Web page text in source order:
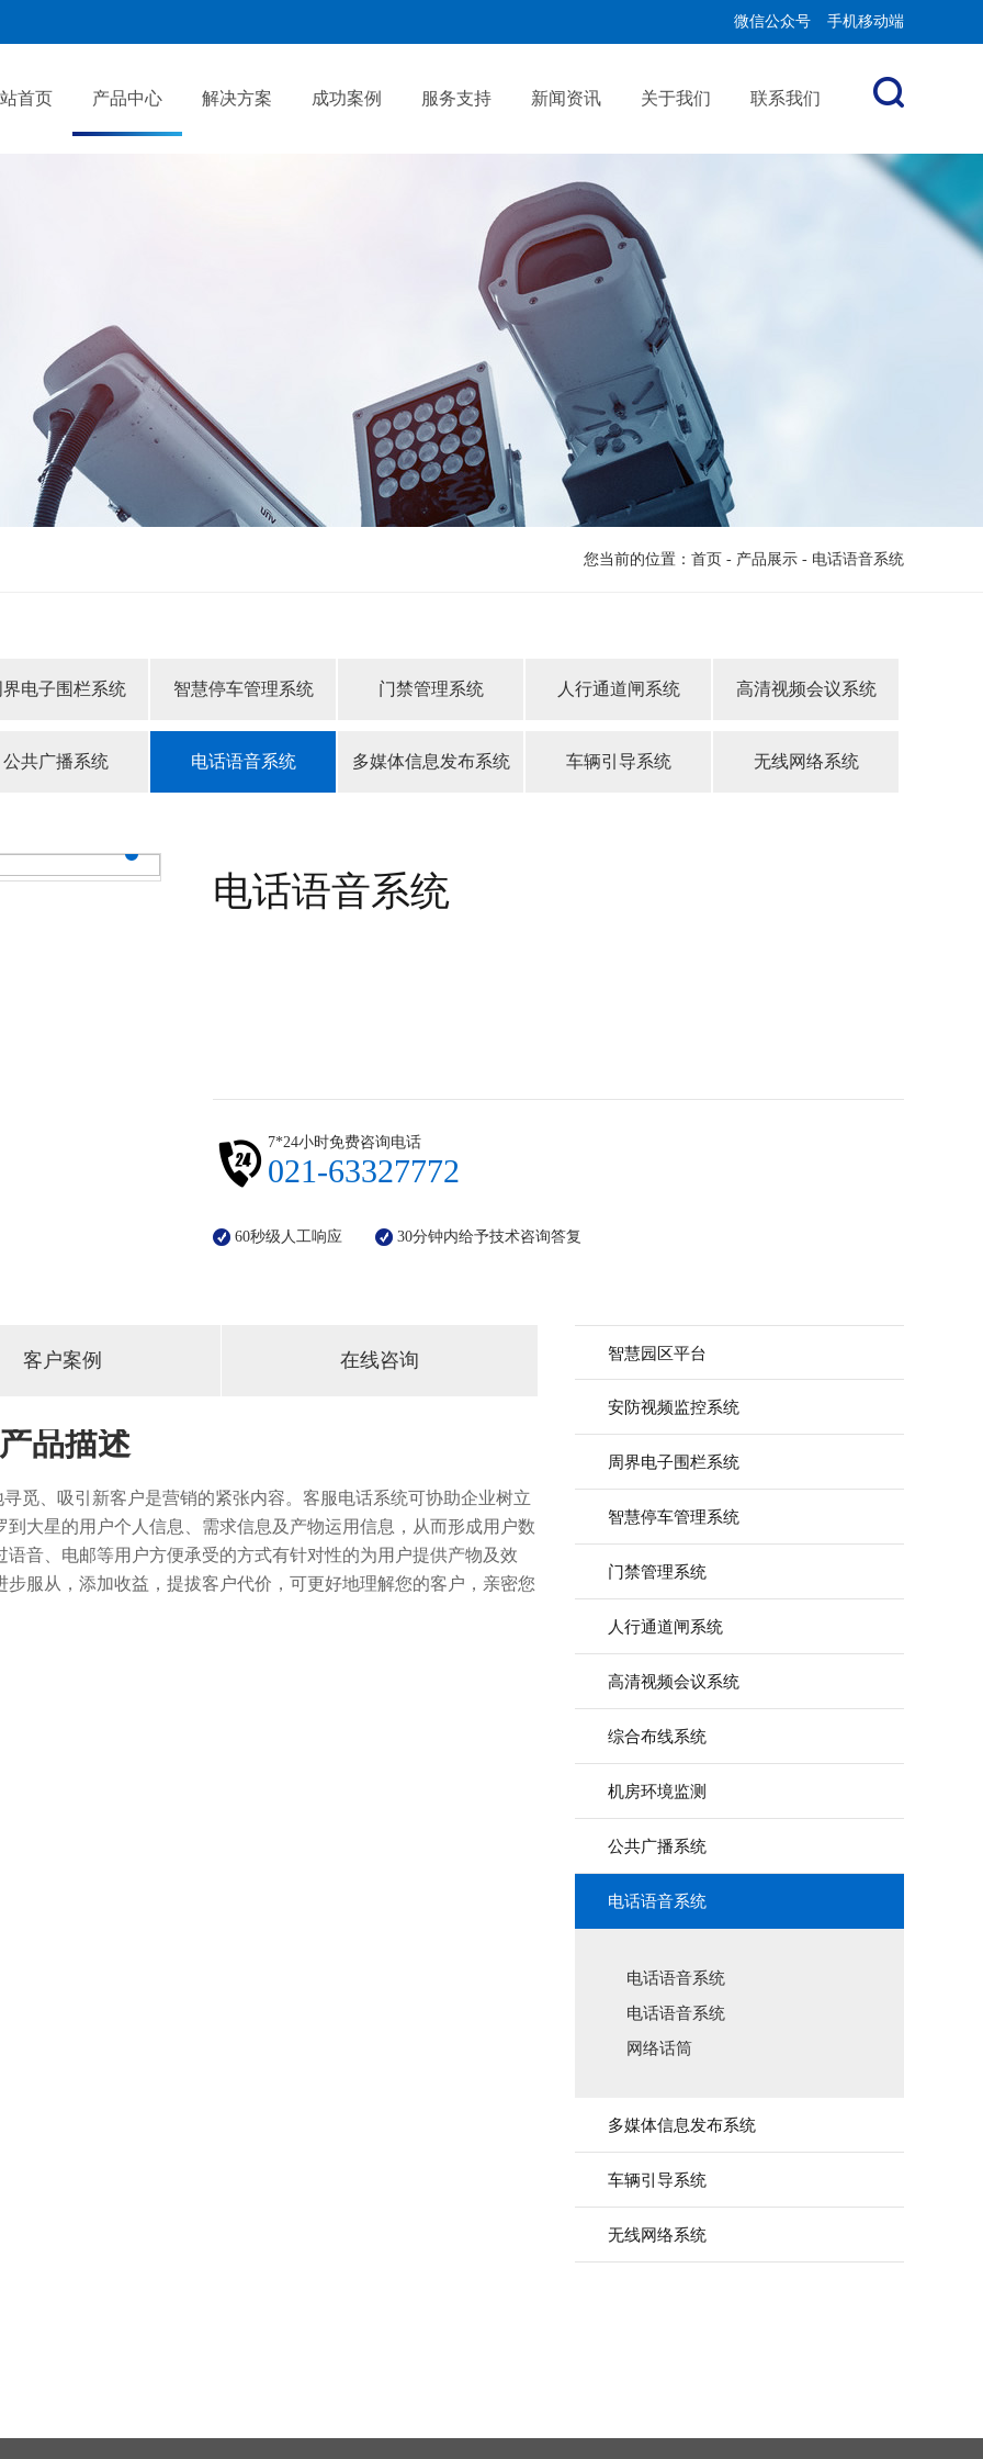
微信公众号 手机移动端
首页 产品中心 解决方案 成功案例 服务支持 新闻资讯 关于我们 联系我们
您当前的位置： 首页 - 产品展示 - 电话语音系统
电子围栏系统 智慧停车管理系统 门禁管理系统 人行通道闸系统 高清视频会议系统
公共广播系统 电话语音系统 多媒体信息发布系统 车辆引导系统 无线网络系统
电话语音系统
7*24小时免费咨询电话
021-63327772
60秒级人工响应 30分钟内给予技术咨询答复
客户案例 在线咨询
品描述
、吸引新客户是营销的紧张内容。客服电话系统可协助企业树立
大星的用户个人信息、需求信息及产物运用信息，从而形成用户数
音、电邮等用户方便承受的方式有针对性的为用户提供产物及效
服从，添加收益，提拔客户代价，可更好地理解您的客户，亲密您
智慧园区平台
安防视频监控系统
周界电子围栏系统
智慧停车管理系统
门禁管理系统
人行通道闸系统
高清视频会议系统
综合布线系统
机房环境监测
公共广播系统
电话语音系统
电话语音系统
电话语音系统
网络话筒
多媒体信息发布系统
车辆引导系统
无线网络系统